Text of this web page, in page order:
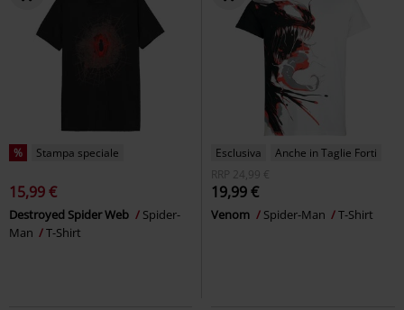
% Stampa speciale
15,99 €
Destroyed Spider Web
Spider-
Man
T-Shirt
Esclusiva
Anche in Taglie Forti
RRP
24,99 €
19,99 €
Venom Spider-Man T-Shirt